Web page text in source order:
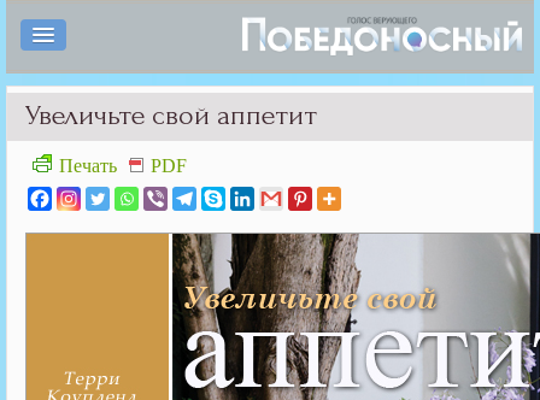
Увеличьте свой аппетит
Печать PDF